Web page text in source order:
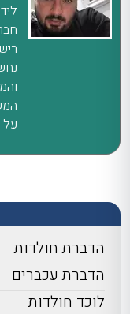
הדברת חולדות
הדברת עכברים
לוכד חולדות